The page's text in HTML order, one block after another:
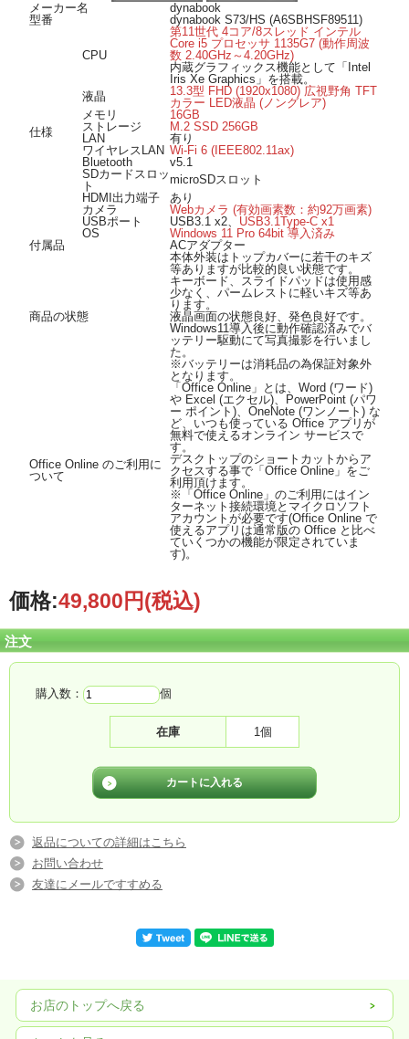
HDMI出力端子を装備、リビングの大画面液晶テレビ等のHDMI入力のある外部モ
USB Type-Cポート搭載、リバーシブル接続可能で向きを気にすることなくUSB機
器を接続できます。
microSDスロットを搭載、変換アダプターなしで直接microSDカードメディアの読
み書きが可能です。
メーカー名
dynabook
型番
dynabook S73/HS (A6SBHSF89511)
仕様
CPU
第11世代 4コア/8スレッド インテル
Core i5 プロセッサ 1135G7 (動作周波
数 2.40GHz～4.20GHz)
内蔵グラフィックス機能として「Intel
Iris Xe Graphics」を搭載。
液晶
13.3型 FHD (1920x1080) 広視野角 TFT
カラー LED液晶 (ノングレア)
メモリ
16GB
ストレージ
M.2 SSD 256GB
LAN
有り
ワイヤレスLAN Wi-Fi 6 (IEEE802.11ax)
Bluetooth
v5.1
SDカードスロッ
ト
microSDスロット
HDMI出力端子
あり
カメラ
Webカメラ (有効画素数：約92万画素)
USBポート
USB3.1 x2、 USB3.1Type-C x1
OS
Windows 11 Pro 64bit 導入済み
付属品
ACアダプター
商品の状態
本体外装はトップカバーに若干のキズ
等ありますが比較的良い状態です。
キーボード、スライドパッドは使用感
少なく、パームレストに軽いキズ等あ
ります。
液晶画面の状態良好、発色良好です。
Windows11導入後に動作確認済みでバ
ッテリー駆動にて写真撮影を行いまし
た。
※バッテリーは消耗品の為保証対象外
となります。
Office Online のご利用に
ついて
「Office Online」とは、Word (ワード)
や Excel (エクセル)、PowerPoint (パワ
ー ポイント)、OneNote (ワンノート) な
ど、いつも使っている Office アプリが
無料で使えるオンライン サービスで
す。
デスクトップのショートカットからア
クセスする事で「Office Online」をご
利用頂けます。
※「Office Online」のご利用にはイン
ターネット接続環境とマイクロソフト
アカウントが必要です(Office Online で
使えるアプリは通常版の Office と比べ
ていくつかの機能が限定されていま
す)。
価格:49,800円(税込)
注文
購入数： 個
在庫 1個
返品についての詳細はこちら
お問い合わせ
友達にメールですすめる
お店のトップへ戻る